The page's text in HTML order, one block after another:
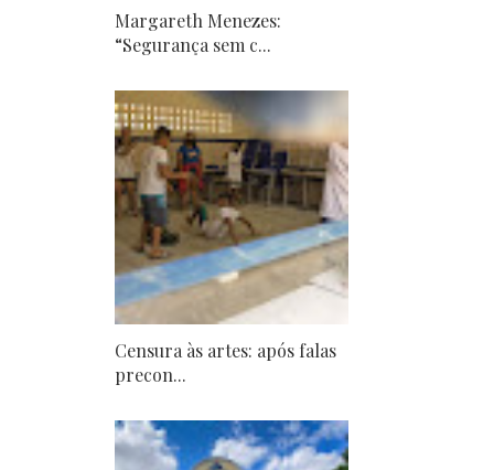
Margareth Menezes:
“Segurança sem c...
Censura às artes: após falas
precon...